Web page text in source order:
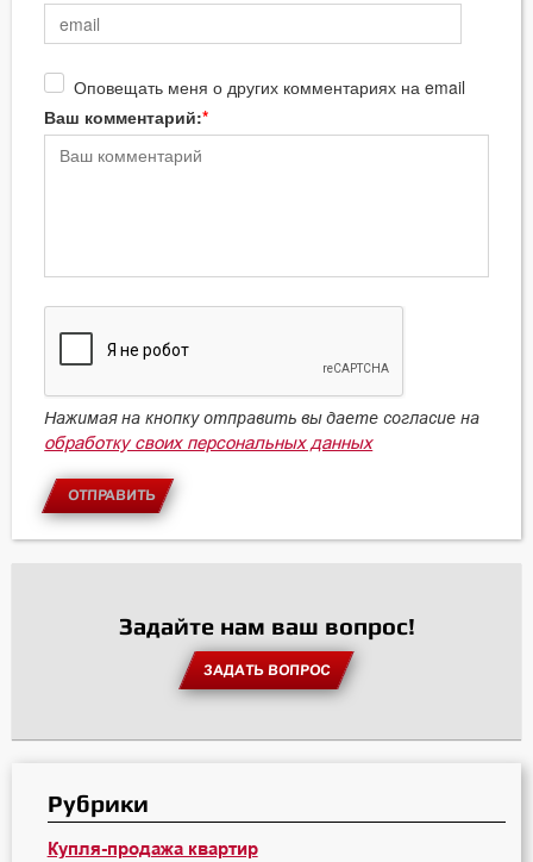
Оповещать меня о других комментариях на email
Ваш комментарий:
Нажимая на кнопку отправить вы даете согласие на
обработку своих персональных данных
ОТПРАВИТЬ
Задайте нам ваш вопрос!
ЗАДАТЬ ВОПРОС
Рубрики
Купля-продажа квартир